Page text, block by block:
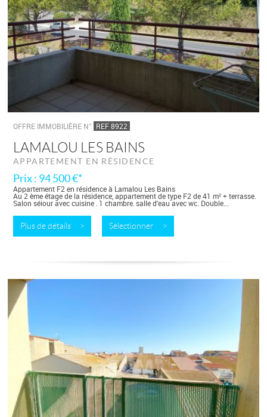
OFFRE IMMOBILIÈRE N° REF 8922
LAMALOU LES BAINS
APPARTEMENT EN RÉSIDENCE
Prix : 94 500 €*
Appartement F2 en résidence à Lamalou Les Bains
Au 2 ème étage de la résidence, appartement de type F2 de 41 m² + terrasse.
Salon séjour avec cuisine , 1 chambre, salle d'eau avec wc. Double...
Plus de détails > Sélectionner >